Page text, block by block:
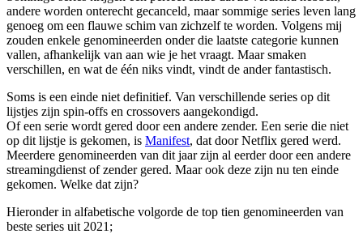
andere worden onterecht gecanceld, maar sommige series leven lang
genoeg om een flauwe schim van zichzelf te worden. Volgens mij
zouden enkele genomineerden onder die laatste categorie kunnen
vallen, afhankelijk van aan wie je het vraagt. Maar smaken
verschillen, en wat de één niks vindt, vindt de ander fantastisch.
Soms is een einde niet definitief. Van verschillende series op dit
lijstjes zijn spin-offs en crossovers aangekondigd.
Of een serie wordt gered door een andere zender. Een serie die niet
op dit lijstje is gekomen, is Manifest, dat door Netflix gered werd.
Meerdere genomineerden van dit jaar zijn al eerder door een andere
streamingdienst of zender gered. Maar ook deze zijn nu ten einde
gekomen. Welke dat zijn?
Hieronder in alfabetische volgorde de top tien genomineerden van
beste series uit 2021;